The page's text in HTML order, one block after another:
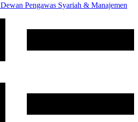
Dewan Pengawas Syariah & Manajemen